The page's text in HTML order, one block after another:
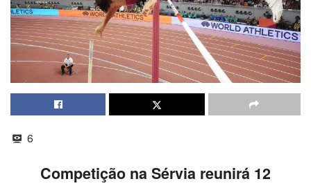
6
Competição na Sérvia reunirá 12